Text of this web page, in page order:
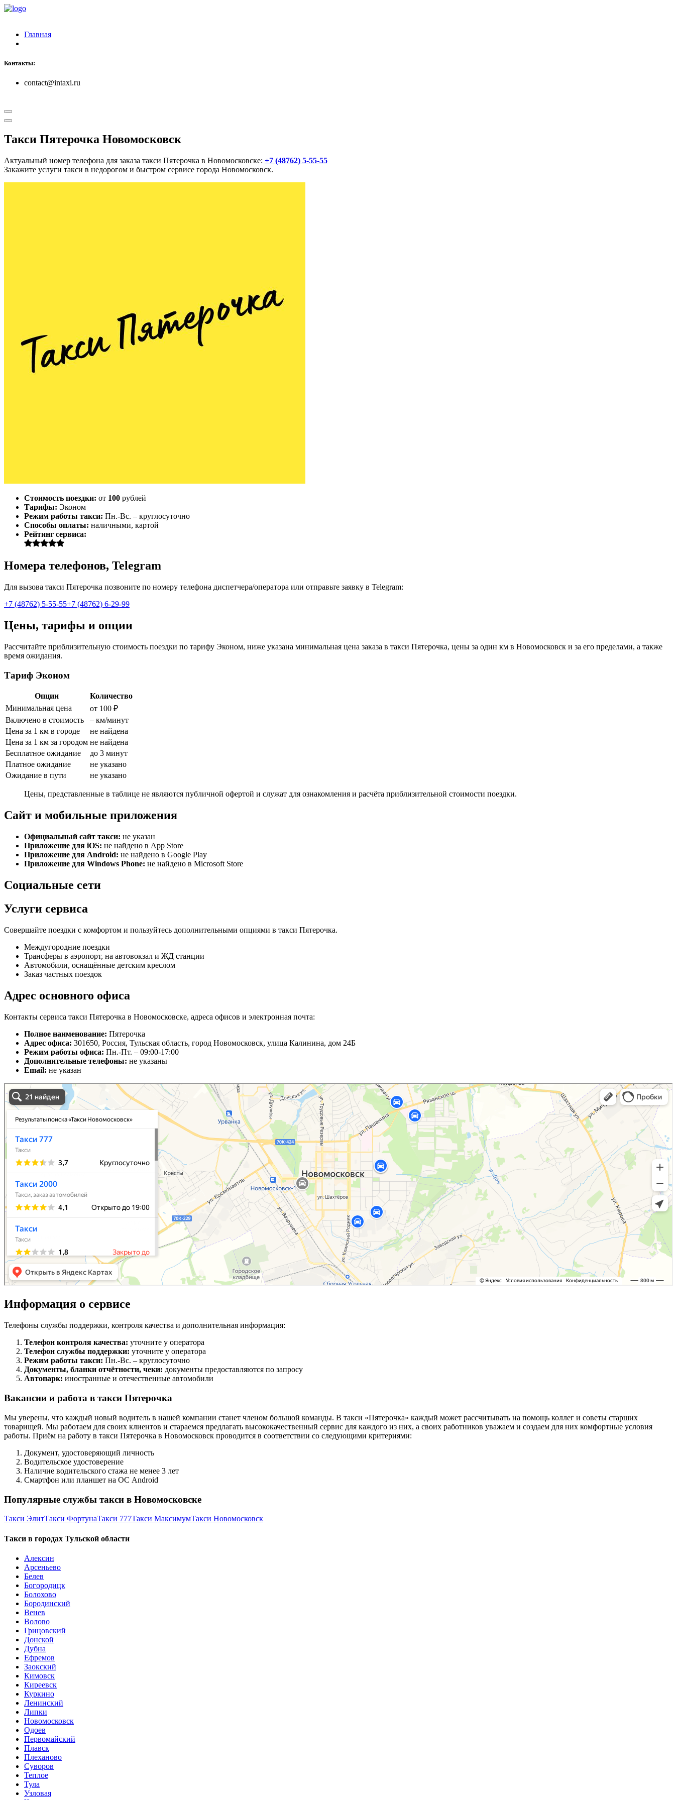
Главная
Контакты:
contact@intaxi.ru
Такси Пятерочка Новомосковск
Актуальный номер телефона для заказа такси Пятерочка в Новомосковске: +7 (48762) 5-55-55
Закажите услуги такси в недорогом и быстром сервисе города Новомосковск.
Стоимость поездки: от 100 рублей
Тарифы: Эконом
Режим работы такси: Пн.-Вс. – круглосуточно
Способы оплаты: наличными, картой
Рейтинг сервиса:
Номера телефонов, Telegram
Для вызова такси Пятерочка позвоните по номеру телефона диспетчера/оператора или отправьте заявку в Telegram:
+7 (48762) 5-55-55+7 (48762) 6-29-99
Цены, тарифы и опции
Рассчитайте приблизительную стоимость поездки по тарифу Эконом, ниже указана минимальная цена заказа в такси Пятерочка, цены за один км в Новомосковск и за его пределами, а также
время ожидания.
Тариф Эконом
Опции
Количество
Минимальная цена
от 100 ₽
Включено в стоимость
– км/минут
Цена за 1 км в городе
не найдена
Цена за 1 км за городом не найдена
Бесплатное ожидание
до 3 минут
Платное ожидание
не указано
Ожидание в пути
не указано
Цены, представленные в таблице не являются публичной офертой и служат для ознакомления и расчёта приблизительной стоимости поездки.
Сайт и мобильные приложения
Официальный сайт такси: не указан
Приложение для iOS: не найдено в App Store
Приложение для Android: не найдено в Google Play
Приложение для Windows Phone: не найдено в Microsoft Store
Социальные сети
Услуги сервиса
Совершайте поездки с комфортом и пользуйтесь дополнительными опциями в такси Пятерочка.
Междугородние поездки
Трансферы в аэропорт, на автовокзал и ЖД станции
Автомобили, оснащённые детским креслом
Заказ частных поездок
Адрес основного офиса
Контакты сервиса такси Пятерочка в Новомосковске, адреса офисов и электронная почта:
Полное наименование: Пятерочка
Адрес офиса: 301650, Россия, Тульская область, город Новомосковск, улица Калинина, дом 24Б
Режим работы офиса: Пн.-Пт. – 09:00-17:00
Дополнительные телефоны: не указаны
Email: не указан
Информация о сервисе
Телефоны службы поддержки, контроля качества и дополнительная информация:
Телефон контроля качества: уточните у оператора
Телефон службы поддержки: уточните у оператора
Режим работы такси: Пн.-Вс. – круглосуточно
Документы, бланки отчётности, чеки: документы предоставляются по запросу
Автопарк: иностранные и отечественные автомобили
Вакансии и работа в такси Пятерочка
Мы уверены, что каждый новый водитель в нашей компании станет членом большой команды. В такси «Пятерочка» каждый может рассчитывать на помощь коллег и советы старших
товарищей. Мы работаем для своих клиентов и стараемся предлагать высококачественный сервис для каждого из них, а своих работников уважаем и создаем для них комфортные условия
работы. Приём на работу в такси Пятерочка в Новомосковск проводится в соответствии со следующими критериями:
Документ, удостоверяющий личность
Водительское удостоверение
Наличие водительского стажа не менее 3 лет
Смартфон или планшет на ОС Android
Популярные службы такси в Новомосковске
Такси ЭлитТакси ФортунаТакси 777Такси МаксимумТакси Новомосковск
Такси в городах Тульской области
Алексин
Арсеньево
Белев
Богородицк
Болохово
Бородинский
Венев
Волово
Грицовский
Донской
Дубна
Ефремов
Заокский
Кимовск
Киреевск
Куркино
Ленинский
Липки
Новомосковск
Одоев
Первомайский
Плавск
Плеханово
Суворов
Теплое
Тула
Узловая